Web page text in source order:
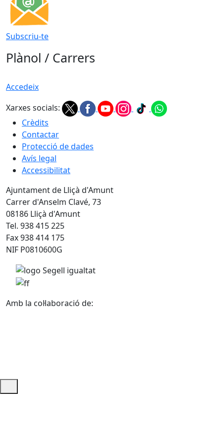
Subscriu-te
Plànol / Carrers
Accedeix
Xarxes socials:
Crèdits
Contactar
Protecció de dades
Avís legal
Accessibilitat
Ajuntament de Lliçà d'Amunt
Carrer d'Anselm Clavé, 73
08186 Lliçà d'Amunt
Tel. 938 415 225
Fax 938 414 175
NIF P0810600G
Amb la col·laboració de: